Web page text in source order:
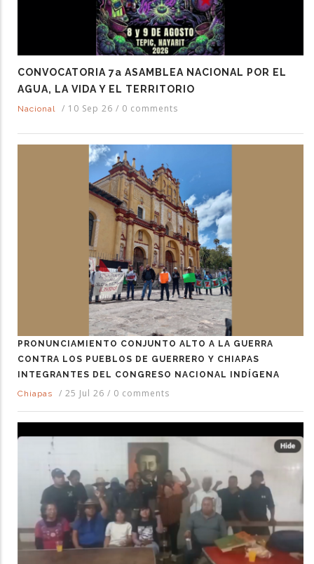
CONVOCATORIA 7a ASAMBLEA NACIONAL POR EL
AGUA, LA VIDA Y EL TERRITORIO
Nacional / 10 Sep 26 / 0 comments
PRONUNCIAMIENTO CONJUNTO ALTO A LA GUERRA
CONTRA LOS PUEBLOS DE GUERRERO Y CHIAPAS
INTEGRANTES DEL CONGRESO NACIONAL INDÍGENA
Chiapas
/ 25 Jul 26 / 0 comments